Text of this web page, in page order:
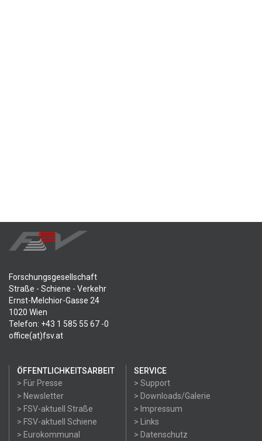
Forschungsgesellschaft
Straße - Schiene - Verkehr
Ernst-Melchior-Gasse 24
1020 Wien
Telefon: +43 1 585 55 67 -0
office(at)fsv.at
ÖFFENTLICHKEITSARBEIT
> Für Presse
> Newsletter
> FSV-aktuell Straße
> FSV-aktuell Schiene
> Eurokommunal
SERVICE
> Support
> Downloads/Galerie
> Impressum
> Links
> Datenschutz